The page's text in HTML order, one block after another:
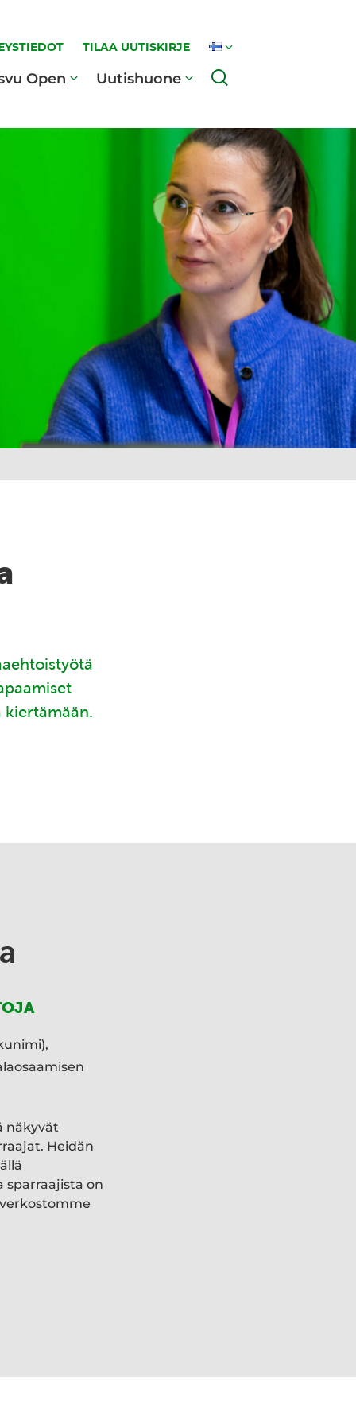
TILAA UUTISKIRJE
Open Uutishuone
kiertämään.
näkyvät
Heidän
sparraajista on